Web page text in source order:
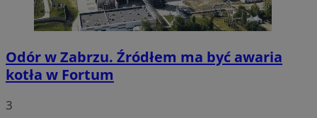
Odór w Zabrzu. Źródłem ma być awaria
kotła w Fortum
3